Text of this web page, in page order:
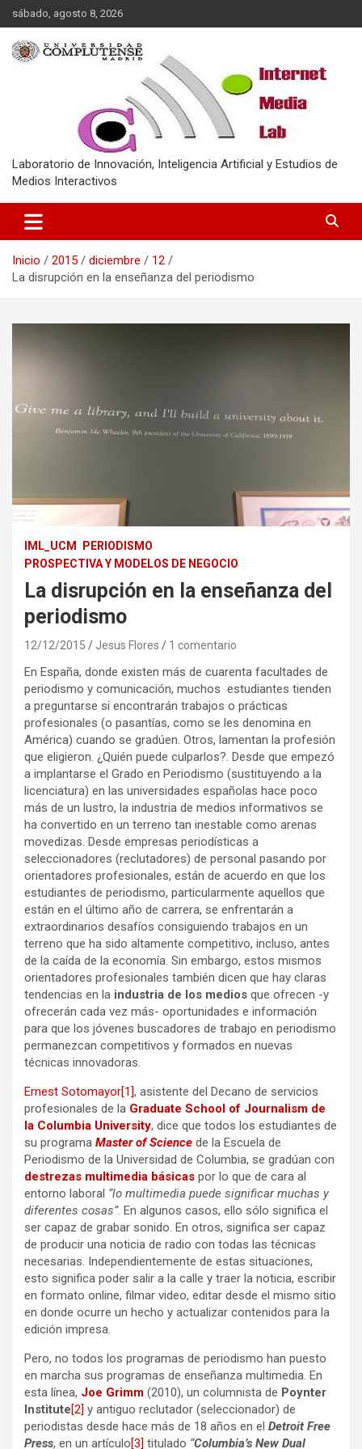
Saltar
al
contenido
sábado, agosto 8, 2026
Laboratorio de Innovación, Inteligencia Artificial y Estudios de
Medios Interactivos
Inicio 2015 diciembre
12
La disrupción en la enseñanza del periodismo
IML_UCM
PERIODISMO
PROSPECTIVA Y MODELOS DE NEGOCIO
La disrupción en la enseñanza del
periodismo
12/12/2015 Jesus Flores 1 comentario
En España, donde existen más de cuarenta facultades de
periodismo y comunicación, muchos estudiantes tienden
a preguntarse si encontrarán trabajos o prácticas
profesionales (o pasantías, como se les denomina en
América) cuando se gradúen. Otros, lamentan la profesión
que eligieron. ¿Quién puede culparlos?. Desde que empezó
a implantarse el Grado en Periodismo (sustituyendo a la
licenciatura) en las universidades españolas hace poco
más de un lustro, la industria de medios informativos se
ha convertido en un terreno tan inestable como arenas
movedizas. Desde empresas periodísticas a
seleccionadores (reclutadores) de personal pasando por
orientadores profesionales, están de acuerdo en que los
estudiantes de periodismo, particularmente aquellos que
están en el último año de carrera, se enfrentarán a
extraordinarios desafíos consiguiendo trabajos en un
terreno que ha sido altamente competitivo, incluso, antes
de la caída de la economía. Sin embargo, estos mismos
orientadores profesionales también dicen que hay claras
tendencias en la industria de los medios que ofrecen -y
ofrecerán cada vez más- oportunidades e información
para que los jóvenes buscadores de trabajo en periodismo
permanezcan competitivos y formados en nuevas
técnicas innovadoras.
Ernest Sotomayor[1], asistente del Decano de servicios
profesionales de la Graduate School of Journalism de
la Columbia University, dice que todos los estudiantes de
su programa Master of Science de la Escuela de
Periodismo de la Universidad de Columbia, se gradúan con
destrezas multimedia básicas por lo que de cara al
entorno laboral “lo multimedia puede significar muchas y
diferentes cosas”. En algunos casos, ello sólo significa el
ser capaz de grabar sonido. En otros, significa ser capaz
de producir una noticia de radio con todas las técnicas
necesarias. Independientemente de estas situaciones,
esto significa poder salir a la calle y traer la noticia, escribir
en formato online, filmar video, editar desde el mismo sitio
en donde ocurre un hecho y actualizar contenidos para la
edición impresa.
Pero, no todos los programas de periodismo han puesto
en marcha sus programas de enseñanza multimedia. En
esta línea, Joe Grimm (2010), un columnista de Poynter
Institute[2] y antiguo reclutador (seleccionador) de
periodistas desde hace más de 18 años en el Detroit Free
Press, en un artículo[3] titulado “Columbia’s New Dual